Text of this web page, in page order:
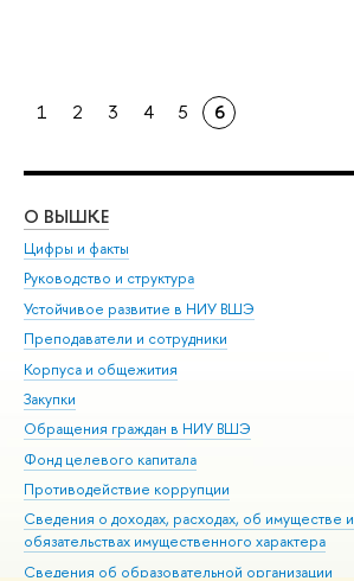
1 2 3 4 5 6
О ВЫШКЕ
Цифры и факты
Руководство и структура
Устойчивое развитие в НИУ ВШЭ
Преподаватели и сотрудники
Корпуса и общежития
Закупки
Обращения граждан в НИУ ВШЭ
Фонд целевого капитала
Противодействие коррупции
Сведения о доходах, расходах, об имуществе и
обязательствах имущественного характера
Сведения об образовательной организации